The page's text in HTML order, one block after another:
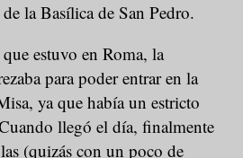
la Basílica de San Pedro.
estuvo en Roma, la
para poder entrar en la
ya que había un estricto
llegó el día, finalmente
(quizás con un poco de